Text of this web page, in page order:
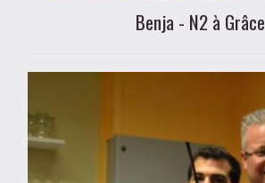
Benja - N2 à Grâce